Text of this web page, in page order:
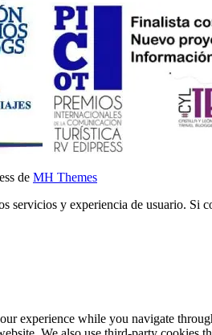
de MH Themes
servicios y experiencia de usuario. Si
experience while you navigate